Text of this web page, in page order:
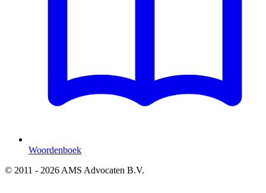
Woordenboek
© 2011 - 2026 AMS Advocaten B.V.